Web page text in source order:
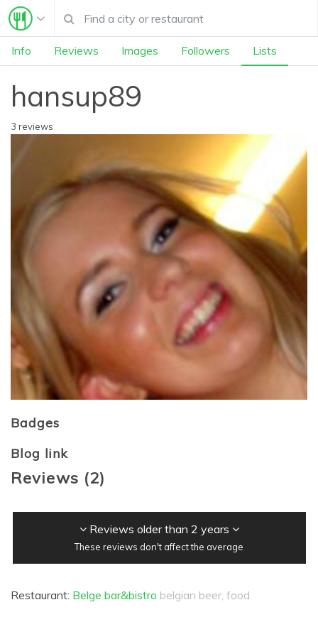
Info Reviews Images Followers Lists
hansup89
3 reviews
Badges
Blog link
Reviews (2)
Reviews older than 2 years
These reviews don't affect the average
Restaurant: Belge bar&bistro belgian beer, food